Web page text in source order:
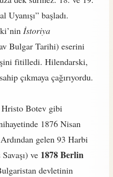
başladı.
İstoriya
Bulgar Tarihi) eserini
fitilledi. Hilendarski,
çıkmaya çağırıyordu.
Botev gibi
1876 Nisan
gelen 93 Harbi
ve 1878 Berlin
devletinin